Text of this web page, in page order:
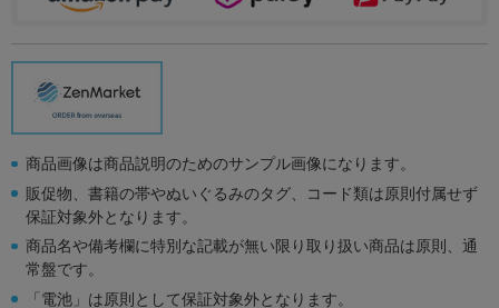
商品画像は商品説明のためのサンプル画像になります。
販促物、書籍の帯やぬいぐるみのタグ、コード類は原則付属せず
保証対象外となります。
商品名や備考欄に特別な記載が無い限り取り扱い商品は原則、通
常盤です。
「電池」は原則として保証対象外となります。